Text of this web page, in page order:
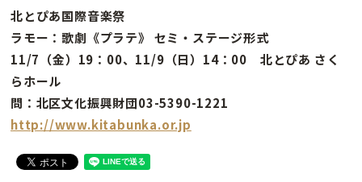
北とぴあ国際音楽祭
ラモー：歌劇《プラテ》 セミ・ステージ形式
11/7（金）19：00、11/9（日）14：00 北とぴあ さく
らホール
問：北区文化振興財団03-5390-1221
http://www.kitabunka.or.jp